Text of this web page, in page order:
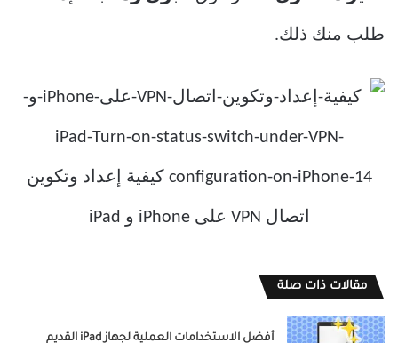
طلب منك ذلك.
مقالات ذات صلة
أفضل الاستخدامات العملية لجهاز iPad القديم